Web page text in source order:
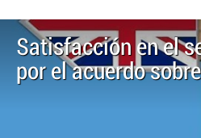
Satisfacción en el
por el acuerdo